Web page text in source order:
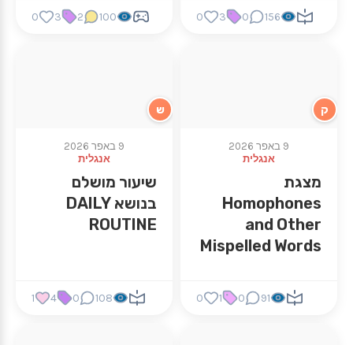
156
0
3
0
100
2
3
0
ק
9 באפר 2026
אנגלית
מצגת
Homophones
and Other
Mispelled Words
91
0
1
0
ש
9 באפר 2026
אנגלית
שיעור מושלם
בנושא DAILY
ROUTINE
108
0
4
1